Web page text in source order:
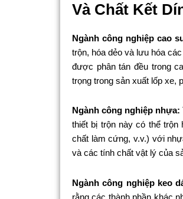
Và Chất Kết
Ngành công nghiệp cao
trộn, hóa dẻo và lưu hóa
được phân tán đều trong
trọng trong sản xuất lốp xe,
Ngành công nghiệp nhựa:
thiết bị trộn này có thể trộn
chất làm cứng, v.v.) với
và các tính chất vật lý của
Ngành công nghiệp keo
rằng các thành phần khác